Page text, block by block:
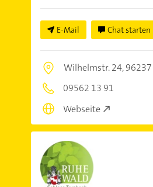
E-Mail Chat starten
Wilhelmstr. 24,
09562 13 91
Webseite